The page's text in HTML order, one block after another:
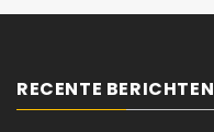
RECENTE BERICHTEN